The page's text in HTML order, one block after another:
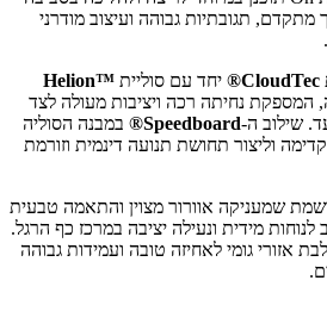
מתקדם, תגובתיות גבוהה ועיצוב מודרני
CloudTec® יחד עם סוליית Helion™
המספקת נחיתה רכה ויציבות מעולה לצד
שילוב ה-Speedboard®
במבנה הסוליה
וליצור תחושת תנועה דינמית וזורמת
שמעניקה אוורור מצוין והתאמה טבעית
מידית ונעילה יציבה במרכז כף הרגל.
אזורי גומי לאחיזה טובה ועמידות גבוהה